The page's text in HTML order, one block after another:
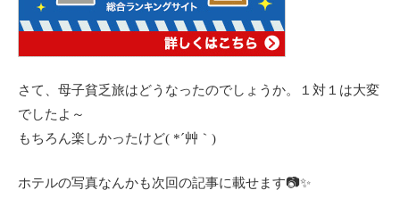
さて、母子貧乏旅はどうなったのでしょうか。１対１は大変
でしたよ～
もちろん楽しかったけど( *´艸｀)
ホテルの写真なんかも次回の記事に載せます📷✨